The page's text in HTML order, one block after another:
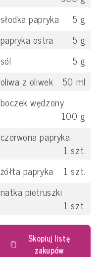
słodka papryka
5 g
papryka ostra
5 g
sól
5 g
oliwa z oliwek
50 ml
boczek wędzony
100 g
czerwona papryka
1 szt.
żółta papryka
1 szt.
natka pietruszki
1 szt.
Skopiuj listę
zakupów